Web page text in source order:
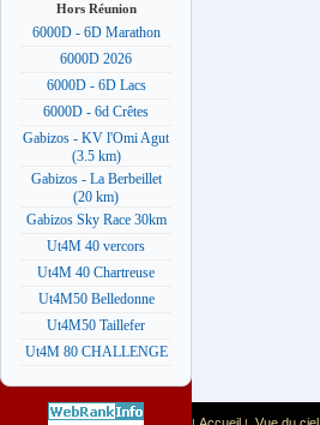
Hors Réunion
6000D - 6D Marathon
6000D 2026
6000D - 6D Lacs
6000D - 6d Crêtes
Gabizos - KV l'Omi Agut
(3.5 km)
Gabizos - La Berbeillet
(20 km)
Gabizos Sky Race 30km
Ut4M 40 vercors
Ut4M 40 Chartreuse
Ut4M50 Belledonne
Ut4M50 Taillefer
Ut4M 80 CHALLENGE